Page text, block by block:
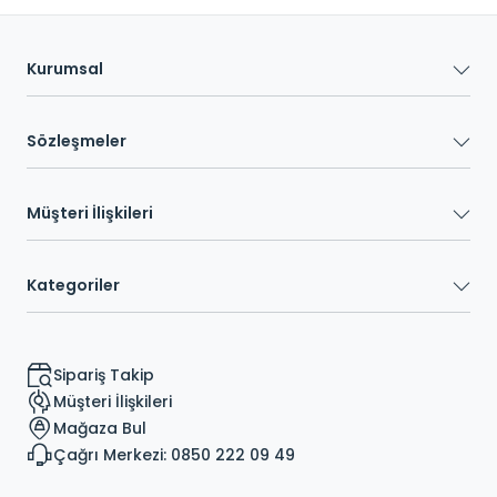
Kurumsal
Sözleşmeler
Müşteri İlişkileri
Kategoriler
Sipariş Takip
Müşteri İlişkileri
Mağaza Bul
Çağrı Merkezi: 0850 222 09 49